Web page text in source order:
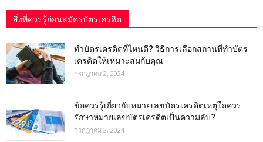
สิ่งที่ควรรู้ก่อนสมัครบัตรเครดิต
ทําบัตรเครดิตที่ไหนดี? วิธีการเลือกสถานที่ทำบัตร
เครดิตให้เหมาะสมกับคุณ
กรกฎาคม 2, 2024
ข้อควรรู้เกี่ยวกับหมายเลขบัตรเครดิตเหตุใดควร
รักษาหมายเลขบัตรเครดิตเป็นความลับ?
กรกฎาคม 2, 2024